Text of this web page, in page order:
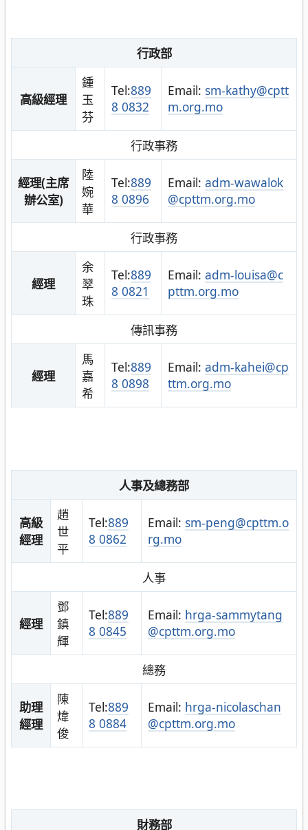
行政部
高級經理
鍾
玉
芬
Tel:889
8 0832
Email: sm-kathy@cptt
m.org.mo
行政事務
經理(主席
辦公室)
陸
婉
華
Tel:889
8 0896
Email: adm-wawalok
@cpttm.org.mo
行政事務
經理
余
翠
珠
Tel:889
8 0821
Email: adm-louisa@c
pttm.org.mo
傳訊事務
經理
馬
嘉
希
Tel:889
8 0898
Email: adm-kahei@cp
ttm.org.mo
人事及總務部
高級
經理
趙
世
平
Tel:889
8 0862
Email: sm-peng@cpttm.o
rg.mo
人事
經理
鄧
鎮
輝
Tel:889
8 0845
Email: hrga-sammytang
@cpttm.org.mo
總務
助理
經理
陳
煒
俊
Tel:889
8 0884
Email: hrga-nicolaschan
@cpttm.org.mo
財務部